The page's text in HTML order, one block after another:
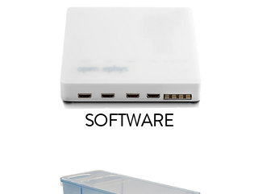
SOFTWARE